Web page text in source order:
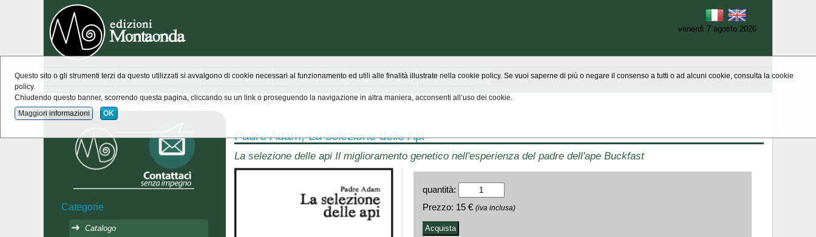
venerdì 7 agosto 2026
Home novità Montaonda Catalogo Chi siamo Scrivici
»Catalogo »collana Apilogia » Padre Adam, La selezione delle Api
Padre Adam, La selezione delle Api
La selezione delle api Il miglioramento genetico nell'esperienza del padre dell'ape Buckfast
quantità:
Prezzo: 15 € (iva inclusa)
Categorie
Catalogo
Questo sito o gli strumenti terzi da questo utilizzati si avvalgono di cookie necessari al funzionamento ed utili alle finalità illustrate nella cookie policy. Se vuoi saperne di più o negare il consenso a tutti o ad alcuni cookie, consulta la cookie
policy.
Chiudendo questo banner, scorrendo questa pagina, cliccando su un link o proseguendo la navigazione in altra maniera, acconsenti all’uso dei cookie.
Maggiori informazioni OK